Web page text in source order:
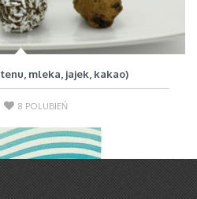
mleka, jajek, kakao)
8 POLUBIEŃ